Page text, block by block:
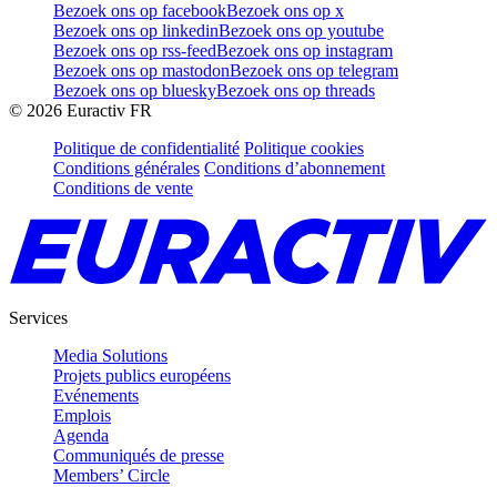
Bezoek ons op facebookBezoek ons op x
Bezoek ons op linkedinBezoek ons op youtube
Bezoek ons op rss-feedBezoek ons op instagram
Bezoek ons op mastodonBezoek ons op telegram
Bezoek ons op blueskyBezoek ons op threads
© 2026 Euractiv FR
Politique de confidentialité Politique cookies
Conditions générales Conditions d’abonnement
Conditions de vente
Services
Media Solutions
Projets publics européens
Evénements
Emplois
Agenda
Communiqués de presse
Members’ Circle